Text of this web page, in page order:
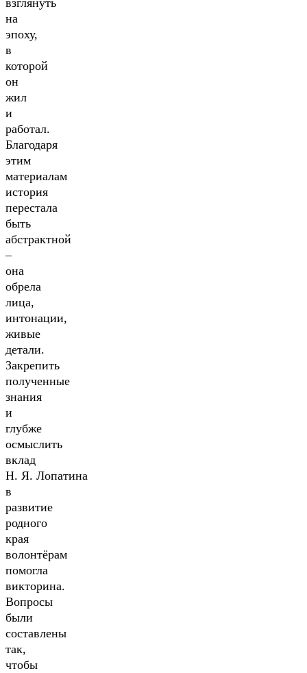
взглянуть
на
эпоху,
в
которой
он
жил
и
работал.
Благодаря
этим
материалам
история
перестала
быть
абстрактной
–
она
обрела
лица,
интонации,
живые
детали.
Закрепить
полученные
знания
и
глубже
осмыслить
вклад
Н. Я. Лопатина
в
развитие
родного
края
волонтёрам
помогла
викторина.
Вопросы
были
составлены
так,
чтобы